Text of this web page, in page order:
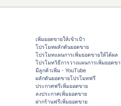
เพิ่มยอดขายให้เข้าเป้า
โปรโมทผลักดันยอดขาย
โปรโมทแผนการเพิ่มยอดขายให้ได้ผล
โปรโมทวิธีการวางแผนการเพิ่มยอดข
มีลูกค้าเพิ่ม - YouTube
ผลักดันยอดขายโปรโมทฟรี
ประกาศฟรีเพิ่มยอดขาย
ลงประกาศเพิ่มยอดขาย
ฝากร้านฟรีเพิ่มยอดขาย